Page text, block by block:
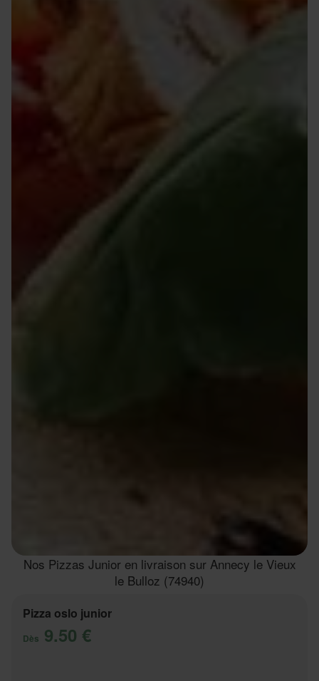
Nos Pizzas Junior en livraison sur Annecy le Vieux
le Bulloz (74940)
Pizza oslo junior
Dès 9.50 €